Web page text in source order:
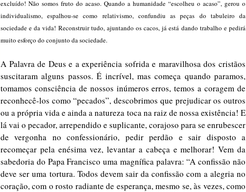
excluído! Não somos fruto do acaso. Quando a humanidade “escolheu o acaso”, gerou o
individualismo, espalhou-se como relativismo, confundiu as peças do tabuleiro da
sociedade e da vida! Reconstruir tudo, ajuntando os cacos, já está dando trabalho e pedirá
muito esforço do conjunto da sociedade.
A Palavra de Deus e a experiência sofrida e maravilhosa dos cristãos
suscitaram alguns passos. É incrível, mas começa quando paramos,
tomamos consciência de nossos inúmeros erros, temos a coragem de
reconhecê-los como “pecados”, descobrimos que prejudicar os outros
ou a própria vida e ainda a natureza toca na raiz de nossa existência! E
lá vai o pecador, arrependido e suplicante, corajoso para se enrubescer
de vergonha no confessionário, pedir perdão e sair disposto a
recomeçar pela enésima vez, levantar a cabeça e melhorar! Vem da
sabedoria do Papa Francisco uma magnífica palavra: “A confissão não
deve ser uma tortura. Todos devem sair da confissão com a alegria no
coração, com o rosto radiante de esperança, mesmo se, às vezes, como